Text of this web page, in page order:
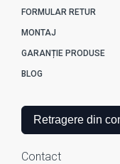
FORMULAR RETUR
MONTAJ
GARANȚIE PRODUSE
BLOG
Retragere din
Contact